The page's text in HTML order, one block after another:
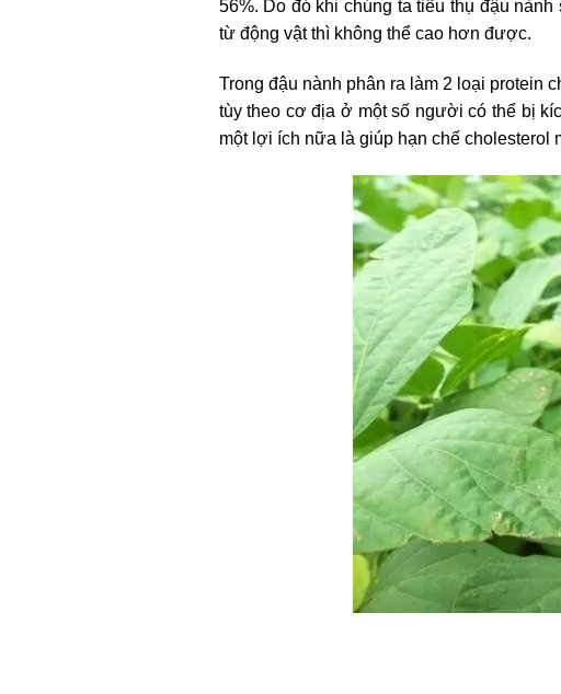
56%. Do đó khi chúng ta tiêu thụ đậu
từ động vật thì không thể cao hơn được.
Trong đậu nành phân ra làm 2 loại protein
tùy theo cơ địa ở một số người có thể bị
một lợi ích nữa là giúp hạn chế